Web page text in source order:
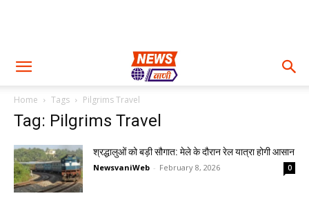
Home Tags Pilgrims Travel
Tag: Pilgrims Travel
श्रद्धालुओं को बड़ी सौगात: मेले के दौरान रेल यात्रा होगी आसान
NewsvaniWeb - February 8, 2026 0